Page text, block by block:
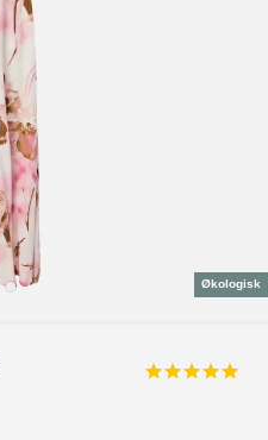
Økologisk
5.0